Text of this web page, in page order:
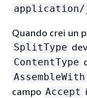
Quando crei un
SplitType
ContentType
AssembleWith
campo Accept